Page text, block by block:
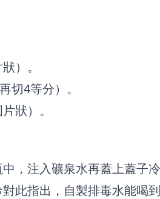
）。
切4等分）。
狀）。
，注入礦泉水再蓋上蓋子
此指出，自製排毒水能喝